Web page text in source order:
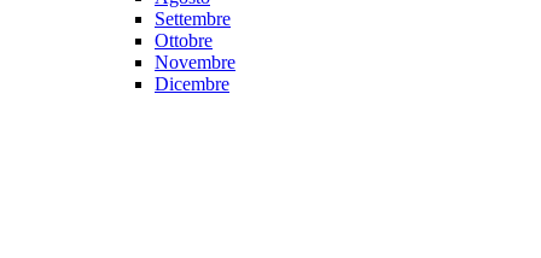
Settembre
Ottobre
Novembre
Dicembre